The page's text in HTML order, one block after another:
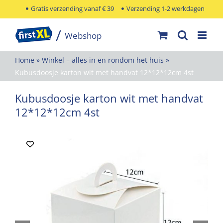
naar
inhoud
Gratis verzending vanaf € 39 Verzending 1-2 werkdagen
Home » Winkel – alles in en rondom het huis »
Kubusdoosje karton wit met handvat 12*12*12cm 4st
Kubusdoosje karton wit met handvat
12*12*12cm 4st